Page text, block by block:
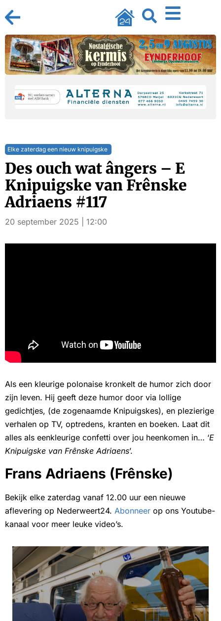
Elke zaterdag een nieuw knipuigske
Des ouch wat ângers – E
Knipuigske van Frênske
Adriaens #117
20 september 2025 | 12:00
Als een kleurige polonaise kronkelt de humor zich door
zijn leven. Hij geeft deze humor door via lollige
gedichtjes, (de zogenaamde Knipuigskes), en plezierige
verhalen op TV, optredens, kranten en boeken. Laat dit
alles als eenkleurige confetti over jou heenkomen in… ‘E
Knipuigske van Frênske Adriaens’.
Frans Adriaens (Frênske)
Bekijk elke zaterdag vanaf 12.00 uur een nieuwe
aflevering op Nederweert24. Abonneer op ons Youtube-
kanaal voor meer leuke video’s.